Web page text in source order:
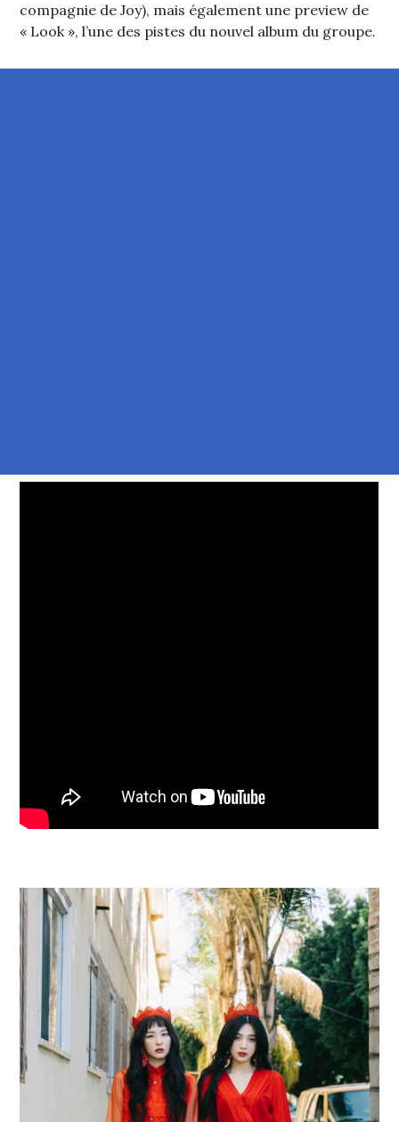
compagnie de Joy), mais également une preview de
« Look », l’une des pistes du nouvel album du groupe.